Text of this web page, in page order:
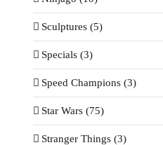
Sculptures (5)
Specials (3)
Speed Champions (3)
Star Wars (75)
Stranger Things (3)